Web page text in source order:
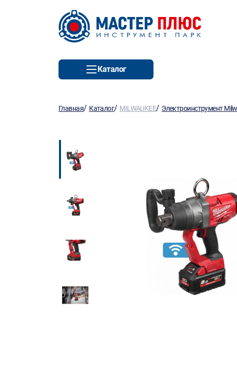
Каталог
Главная/ Каталог/ MILWAUKEE/ Электроинструмент